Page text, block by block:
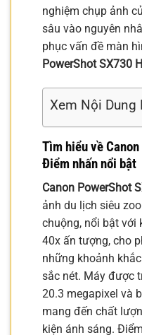
nghiệm chụp ảnh
sâu vào nguyên
phục vấn đề màn
PowerShot SX730
Xem Nội Dung
Tìm hiểu về
Điểm nhấn nổi bật
Canon PowerShot
ảnh du lịch siêu
chuộng, nổi bật với
40x ấn tượng, cho
những khoảnh
sắc nét. Máy được
20.3 megapixel và
mang đến chất
kiện ánh sáng.